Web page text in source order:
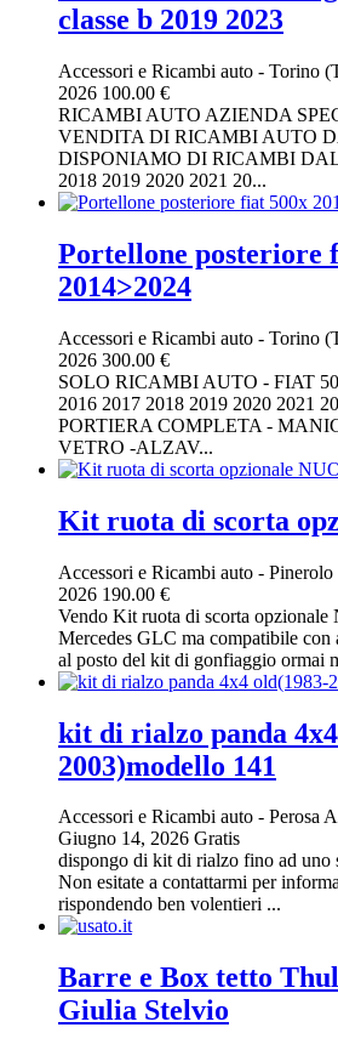
classe b 2019 2023
Accessori e Ricambi auto - Torino
2026 100.00 €
RICAMBI AUTO AZIENDA
VENDITA DI RICAMBI AUTO
DISPONIAMO DI RICAMBI DAL
2018 2019 2020 2021 20...
Portellone posteriore
2014>2024
Accessori e Ricambi auto - Torino
2026 300.00 €
SOLO RICAMBI AUTO - FIAT
2016 2017 2018 2019 2020 2021
PORTIERA COMPLETA -
VETRO -ALZAV...
Kit ruota di scorta
Accessori e Ricambi auto -
2026 190.00 €
Vendo Kit ruota di scorta
Mercedes GLC ma compatibile
al posto del kit di gonfiaggio ormai
kit di rialzo panda
2003)modello 141
Accessori e Ricambi auto - Perosa
Giugno 14, 2026 Gratis
dispongo di kit di rialzo fino ad uno
Non esitate a contattarmi per
rispondendo ben volentieri ...
Barre e Box tetto
Giulia Stelvio